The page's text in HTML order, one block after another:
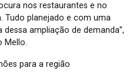
nos restaurantes e no
Tudo planejado e com uma
ampliação de demanda”,
Mello.
para a região